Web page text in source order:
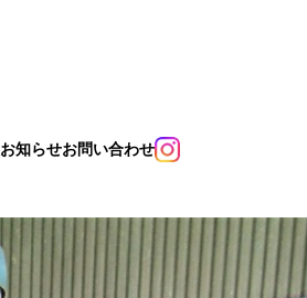
お知らせお問い合わせ